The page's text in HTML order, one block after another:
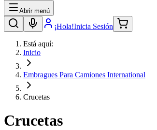
Abrir menú
¡Hola!Inicia Sesión
Está aquí:
Inicio
Embragues Para Camiones International
Crucetas
Crucetas